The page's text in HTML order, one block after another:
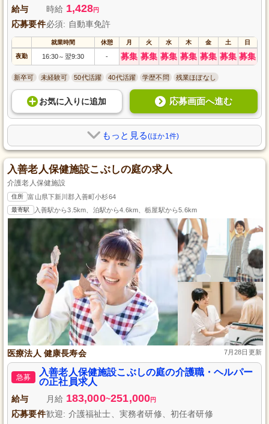
給与 時給 1,428円
応募要件必須: 自動車免許
就業時間 休憩 月 火 水 木 金 土 日
夜勤 16:30～ 翌9:30 - 募集 募集 募集 募集 募集 募集 募集
新卒可 未経験可 50代活躍 40代活躍 学歴不問 残業ほぼなし
お気に入り に追加 応募画面へ進む
もっと見る(ほか1件)
入善老人保健施設こぶしの庭の求人
介護老人保健施設
住所 富山県下新川郡入善町小杉64
最寄駅 入善駅から3.5km、泊駅から4.6km、栃屋駅から5.6km
医療法人 健康長寿会 7月28日更新
急募
入善老人保健施設こぶしの庭の介護職・ヘルパー
の正社員求人
給与 月給 183,000~251,000円
応募要件歓迎: 介護福祉士、実務者研修、初任者研修